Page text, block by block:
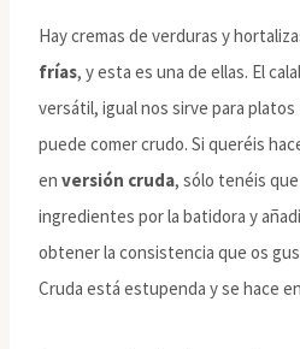
Hay cremas de verduras y
frías, y esta es una de ellas. El
versátil, igual nos sirve para
puede comer crudo. Si queréis
en versión cruda, sólo tenéis
ingredientes por la batidora y
obtener la consistencia que os
Cruda está estupenda y se hace